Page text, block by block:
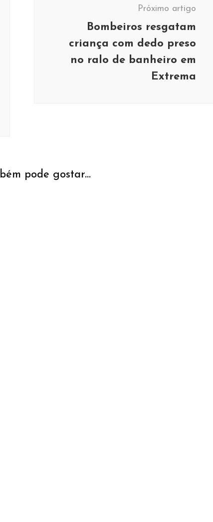
Próximo artigo
Bombeiros resgatam
criança com dedo preso
no ralo de banheiro em
Extrema
pode gostar...